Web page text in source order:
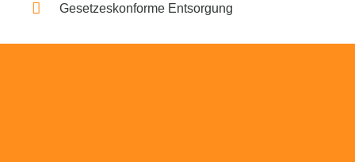
Gesetzeskonforme Entsorgung